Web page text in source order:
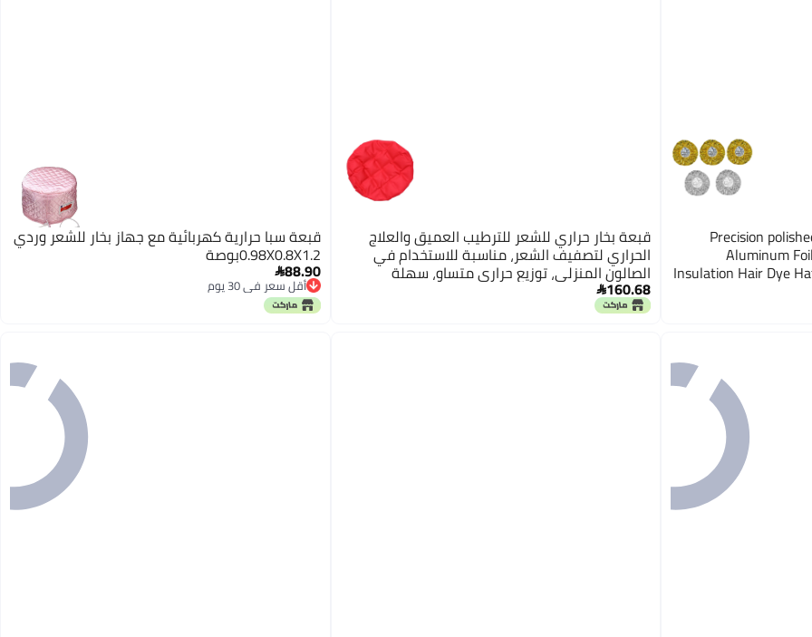
Precision
Aluminum
Insulation Hair Dye
Elastic Fit for All
simple
design picks Stain
universal design
Kingdom stored
Minimal
precision
Most item
compatible
قبعة بخار حراري للشعر للترطيب العميق والعلاج
الحراري لتصفيف الشعر، مناسبة للاستخدام في
الصالون المنزلي، توزيع حراري متساوٍ، سهلة
الاستخدام، يمكن تسخينها في الميكروويف أو
تبريدها في الثلاجة، لونها أحمر.
160.68
قبعة سبا حرارية كهربائية مع جهاز بخار للشعر وردي
0.98X0.8X1.2بوصة
88.90
أقل سعر في 30 يوم
أقل سعر في 30 يوم